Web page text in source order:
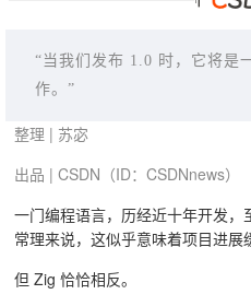
“ 当我们发布 1.0 时，它将是
作。 ”
整理 | 苏宓
出品 | CSDN（ID：CSDNnews）
一门编程语言，历经近十年开发
常理来说，这似乎意味着项目进展
但 Zig 恰恰相反。